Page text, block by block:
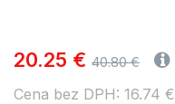
20.25 € 40.80 €
Cena bez DPH: 16.74 €